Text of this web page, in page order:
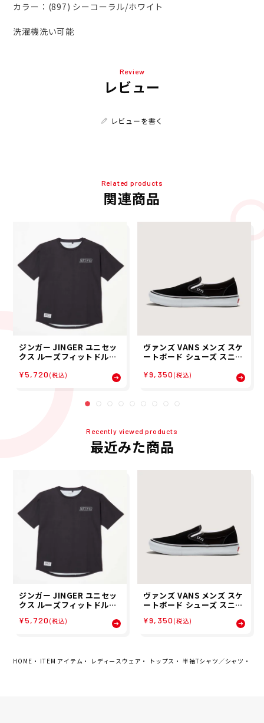
カラー：(897) シーコーラル/ホワイト
洗濯機洗い可能
Review
レビュー
レビューを書く
Related products
関連商品
ジンガー JINGER ユニセッ
クス ルーズフィットドルマ
1053-BLK 26SU
¥5,720 (税込)
ヴァンズ VANS メンズ スケ
ートボード シューズ スニー
KATE SLIP-ON VN0A5FC
¥9,350 (税込)
Recently viewed products
最近みた商品
ジンガー JINGER ユニセッ
クス ルーズフィットドルマ
1053-BLK 26SU
¥5,720 (税込)
ヴァンズ VANS メンズ スケ
ートボード シューズ スニー
KATE SLIP-ON VN0A5FC
¥9,350 (税込)
HOME ITEM アイテム レディースウェア トップス 半袖Tシャツ／シャツ